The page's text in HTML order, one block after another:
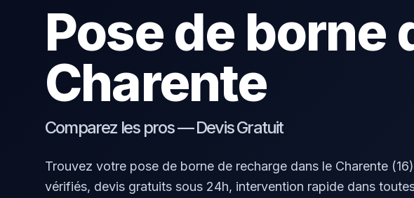
Pose de borne
Charente
Comparez les pros — Devis Gratuit
Trouvez votre pose de borne de recharge dans le Charente
vérifiés, devis gratuits sous 24h, intervention rapide dans